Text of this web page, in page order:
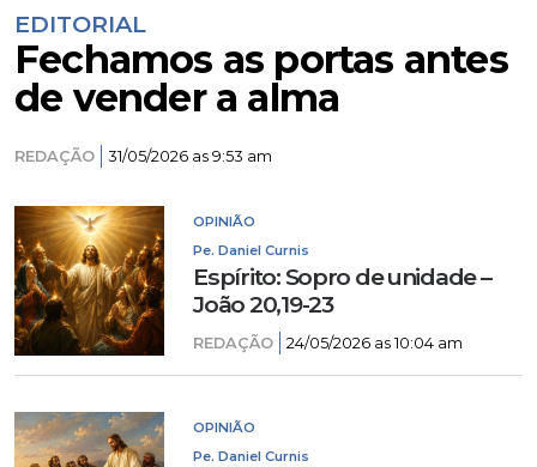
EDITORIAL
Fechamos as portas antes
de vender a alma
REDAÇÃO 31/05/2026 as 9:53 am
OPINIÃO
Pe. Daniel Curnis
Espírito: Sopro de unidade –
João 20,19-23
REDAÇÃO 24/05/2026 as 10:04 am
OPINIÃO
Pe. Daniel Curnis